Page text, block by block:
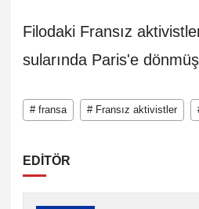
Filodaki Fransız
sularında Paris'e
# fransa # Fransız aktivistler
EDİTÖR